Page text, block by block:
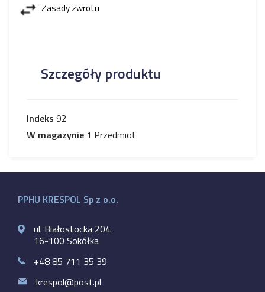
Zasady zwrotu
Szczegóły produktu
Indeks 92
W magazynie 1 Przedmiot
PPHU KRESPOL Sp z o.o.
ul. Białostocka 204
16-100 Sokółka
+48 85 711 35 39
krespol@post.pl